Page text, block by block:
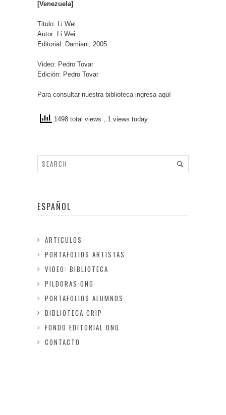
[Venezuela]
Titulo: Li Wei
Autor: Li Wei
Editorial: Damiani, 2005.
Video: Pedro Tovar
Edición: Pedro Tovar
Para consultar nuestra biblioteca ingresa aquí
1498 total views , 1 views today
ESPAÑOL
ARTICULOS
PORTAFOLIOS ARTISTAS
VIDEO: BIBLIOTECA
PILDORAS ONG
PORTAFOLIOS ALUMNOS
BIBLIOTECA CRIP
FONDO EDITORIAL ONG
CONTACTO